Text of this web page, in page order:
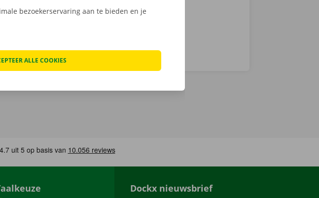
Dockx nieuwsbrief
bezoekerservaring aan te bieden en je
ALLE COOKIES